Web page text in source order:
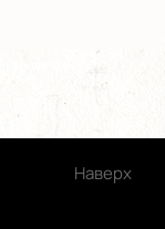
Наверх